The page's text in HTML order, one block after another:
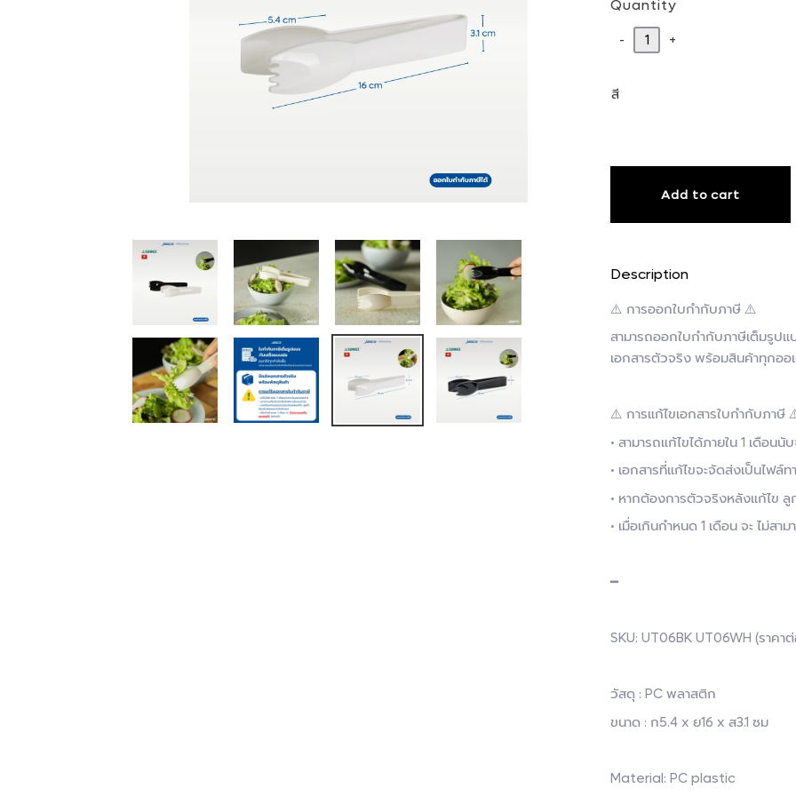
Quantity
- +
สี
Add to cart
Description
⚠️ การออกใบกำกับภาษี ⚠️
สามารถออกใบกำกับภาษีเต็มรูป
เอกสารตัวจริง พร้อมสินค้าทุกออ
⚠️ การแก้ไขเอกสารใบกำกับภาษี
• สามารถแก้ไขได้ภายใน 1 เดือน
• เอกสารที่แก้ไขจะจัดส่งเป็นไฟล์ท
• หากต้องการตัวจริงหลังแก้ไข
• เมื่อเกินกำหนด 1 เดือน จะ ไม่ส
━
SKU: UT06BK UT06WH (ราคา
วัสดุ : PC พลาสติก
ขนาด : ก5.4 x ย16 x ส3.1 ซม
Material: PC plastic